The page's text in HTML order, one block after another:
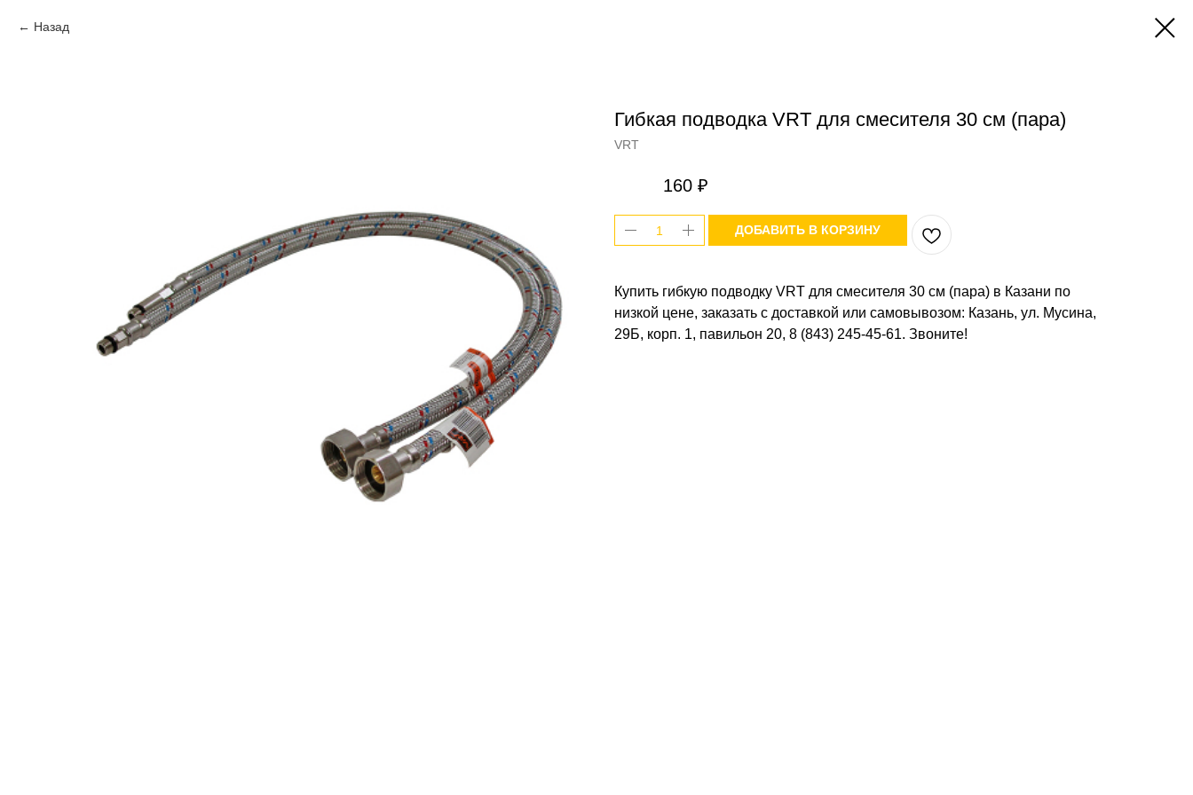
Назад
Гибкая подводка VRT для смесителя 30 см (пара)
VRT
160 ₽
ДОБАВИТЬ В КОРЗИНУ
Купить гибкую подводку VRT для смесителя 30 см (пара) в Казани по
низкой цене, заказать с доставкой или самовывозом: Казань, ул. Мусина,
29Б, корп. 1, павильон 20, 8 (843) 245-45-61. Звоните!